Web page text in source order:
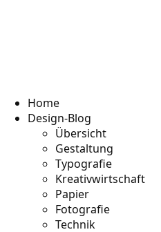
Home
Design-Blog
Übersicht
Gestaltung
Typografie
Kreativwirtschaft
Papier
Fotografie
Technik